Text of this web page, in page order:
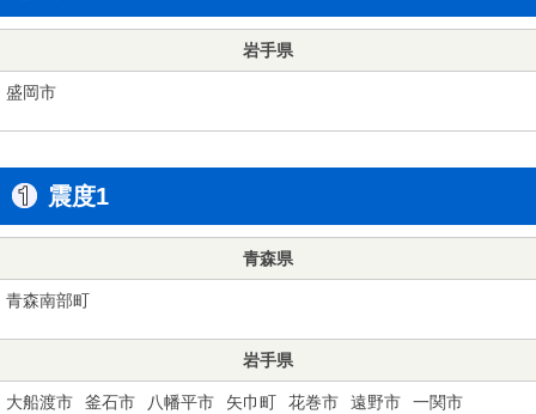
岩手県
盛岡市
震度1
青森県
青森南部町
岩手県
大船渡市 釜石市 八幡平市 矢巾町 花巻市 遠野市
一関市